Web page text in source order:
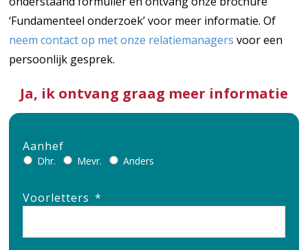
‘Fundamenteel onderzoek’ voor meer informatie. Of
neem contact op met onze relatiemanagers voor een
persoonlijk gesprek.
Ja, ik ontvang graag meer informatie
Aanhef
Dhr. Mevr. Anders
Voorletters *